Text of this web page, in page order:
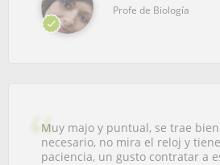
Profe de Biología
Muy majo y puntual, se trae
necesario, no mira el reloj y
paciencia, un gusto contratar a